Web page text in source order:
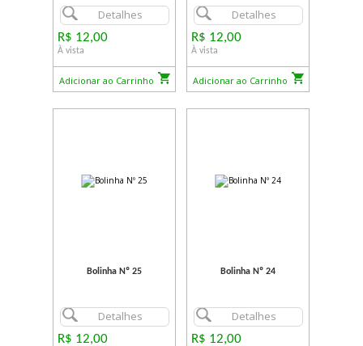
Detalhes
R$ 12,00
À vista
Adicionar ao Carrinho
Detalhes
R$ 12,00
À vista
Adicionar ao Carrinho
Bolinha Nº 25
Detalhes
R$ 12,00
Bolinha Nº 24
Detalhes
R$ 12,00